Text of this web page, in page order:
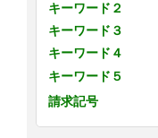
キーワード２
キーワード３
キーワード４
キーワード５
請求記号